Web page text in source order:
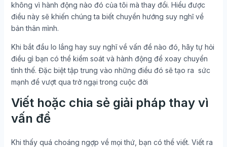
không vì hành động nào đó của tôi mà thay đổi. Hiểu được
điều này sẽ khiến chúng ta biết chuyển hướng suy nghĩ về
bản thân mình.
Khi bắt đầu lo lắng hay suy nghĩ về vấn đề nào đó, hãy tự hỏi
điều gì bạn có thể kiểm soát và hành động để xoay chuyển
tình thế. Đặc biệt tập trung vào những điều đó sẽ tạo ra sức
mạnh để vượt qua trở ngại trong cuộc đời
Viết hoặc chia sẻ giải pháp thay vì
vấn đề
Khi thấy quá choáng ngợp về mọi thứ, bạn có thể viết. Viết ra